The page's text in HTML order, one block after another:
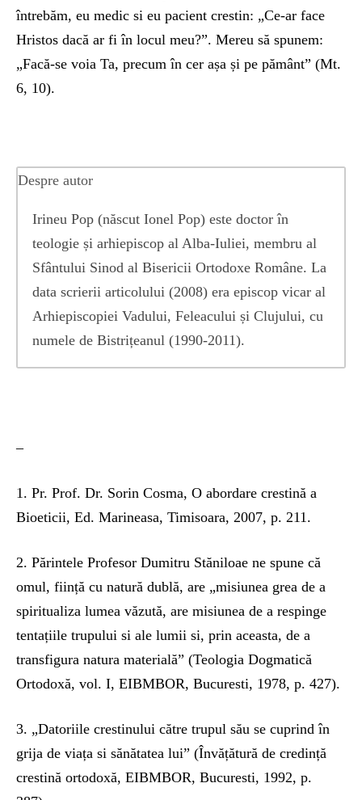
întrebăm, eu medic si eu pacient crestin: „Ce-ar face
Hristos dacă ar fi în locul meu?”. Mereu să spunem:
„Facă-se voia Ta, precum în cer așa și pe pământ” (Mt.
6, 10).
Despre autor
Irineu Pop (născut Ionel Pop) este doctor în
teologie și arhiepiscop al Alba-Iuliei, membru al
Sfântului Sinod al Bisericii Ortodoxe Române. La
data scrierii articolului (2008) era episcop vicar al
Arhiepiscopiei Vadului, Feleacului și Clujului, cu
numele de Bistrițeanul (1990-2011).
–
1. Pr. Prof. Dr. Sorin Cosma, O abordare crestină a
Bioeticii, Ed. Marineasa, Timisoara, 2007, p. 211.
2. Părintele Profesor Dumitru Stăniloae ne spune că
omul, ființă cu natură dublă, are „misiunea grea de a
spiritualiza lumea văzută, are misiunea de a respinge
tentațiile trupului si ale lumii si, prin aceasta, de a
transfigura natura materială” (Teologia Dogmatică
Ortodoxă, vol. I, EIBMBOR, Bucuresti, 1978, p. 427).
3. „Datoriile crestinului către trupul său se cuprind în
grija de viața si sănătatea lui” (Învățătură de credință
crestină ortodoxă, EIBMBOR, Bucuresti, 1992, p.